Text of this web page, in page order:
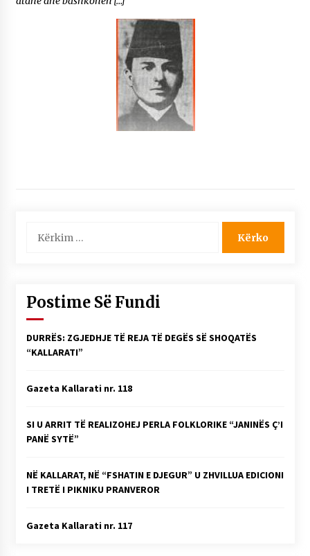
për:
Postime Së Fundi
DURRËS: ZGJEDHJE TË REJA TË DEGËS SË SHOQATËS
“KALLARATI”
Gazeta Kallarati nr. 118
SI U ARRIT TË REALIZOHEJ PERLA FOLKLORIKE “JANINËS Ç’I
PANË SYTË”
NË KALLARAT, NË “FSHATIN E DJEGUR” U ZHVILLUA EDICIONI
I TRETË I PIKNIKU PRANVEROR
Gazeta Kallarati nr. 117